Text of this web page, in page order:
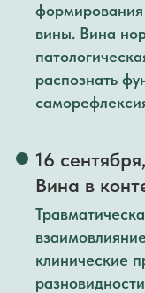
вины. Вина
распознать
16 сентября
Вина в
клинические